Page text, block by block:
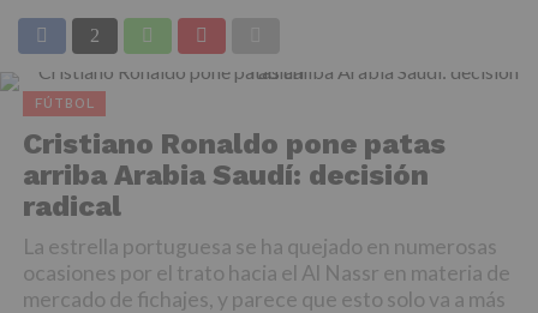
FÚTBOL
Cristiano Ronaldo pone patas
arriba Arabia Saudí: decisión
radical
La estrella portuguesa se ha quejado en numerosas
ocasiones por el trato hacia el Al Nassr en materia de
mercado de fichajes, y parece que esto solo va a más